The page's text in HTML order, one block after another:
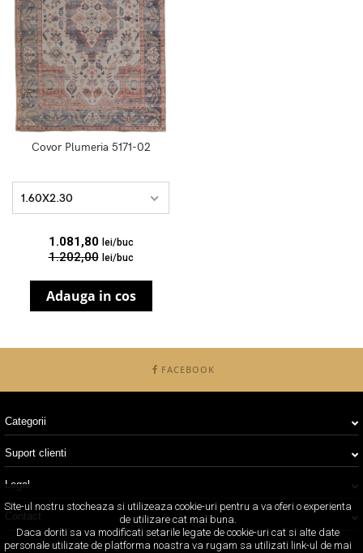
Covor Plumeria 5171-02
1.60X2.30
1.081,80 lei/buc
1.202,00 lei/buc
Adauga in cos
FACEBOOK
Categorii
Suport clienti
Legal
Contact
Site-ul nostru stocheaza si utilizeaza cookie-uri pentru a va oferi o experienta
de utilizare cat mai buna.
Daca doriti sa va modificati setarile legate de cookie-uri cat si alte date
personale utilizate de platforma noastra va rugam sa utilizati link-ul de mai